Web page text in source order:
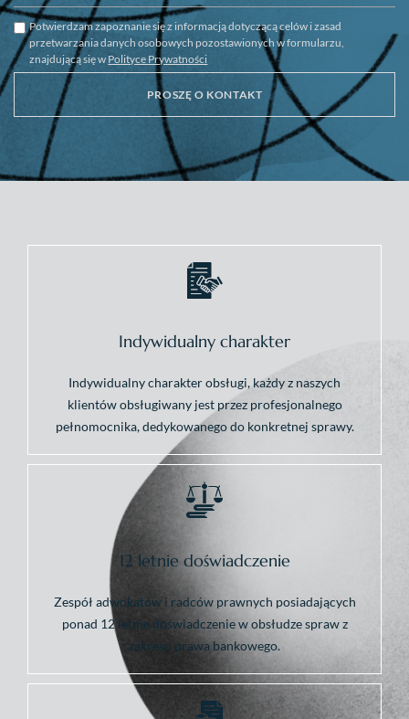
Potwierdzam zapoznanie się z informacją dotyczącą celów i zasad
przetwarzania danych osobowych pozostawionych w formularzu,
znajdującą się w Polityce Prywatności
Indywidualny charakter
Indywidualny charakter obsługi, każdy z naszych
klientów obsługiwany jest przez profesjonalnego
pełnomocnika, dedykowanego do konkretnej sprawy.
12 letnie doświadczenie
Zespół adwokatów i radców prawnych posiadających
ponad 12 letnie doświadczenie w obsłudze spraw z
zakresu prawa bankowego.